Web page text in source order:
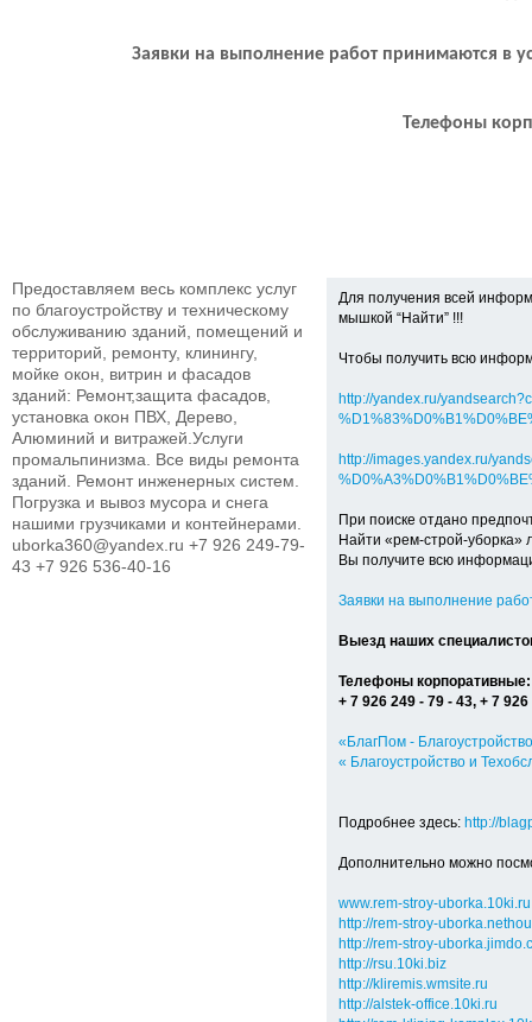
http://rsu.10ki.biz
http://rem-klining-
www.blagpom.webnode.ru
Для получения всей
мышкой “Найти” !!!
Чтобы получить всю
http://yandex.ru/
http://images.yandex.ru/
При поиске отдано
Найти «рем-строй-уборка»
Вы получите всю
Заявки на выполнение
Выезд наших
Телефоны корпоративные:
+ 7 926 249 - 79 - 43, + 7
«БлагПом -
« Благоустройство и
Подробнее здесь: http://
Дополнительно можно
www.rem-stroy-uborka.10ki.ru
http://rem-stroy-
http://rem-stroy-
http://rsu.10ki.biz
http://kliremis.wmsite.ru
http://alstek-office.10ki.ru
Заявки на выполнение работ принимаются в
Телефоны
Предоставляем весь комплекс услуг
по благоустройству и техническому
обслуживанию зданий, помещений и
территорий, ремонту, клинингу,
мойке окон, витрин и фасадов
зданий: Ремонт,защита фасадов,
установка окон ПВХ, Дерево,
Алюминий и витражей.Услуги
промальпинизма. Все виды ремонта
зданий. Ремонт инженерных систем.
Погрузка и вывоз мусора и снега
нашими грузчиками и контейнерами.
uborka360@yandex.ru +7 926 249-79-
43 +7 926 536-40-16